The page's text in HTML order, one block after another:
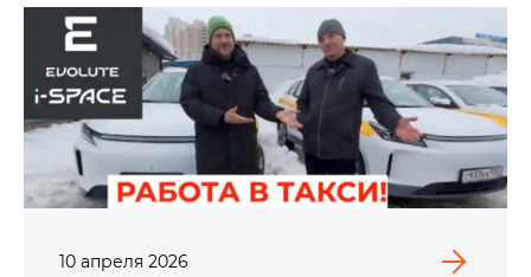
10 апреля 2026